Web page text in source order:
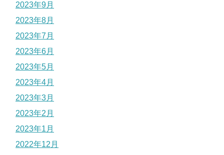
2023年9月
2023年8月
2023年7月
2023年6月
2023年5月
2023年4月
2023年3月
2023年2月
2023年1月
2022年12月